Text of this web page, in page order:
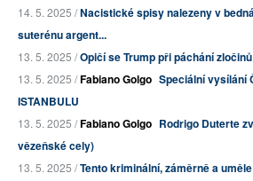
14. 5. 2025 /Nacistické spisy nalezeny v
suterénu argent...
13. 5. 2025 /Opičí se Trump při páchání
13. 5. 2025 /Fabiano Golgo Speciální vysílání
ISTANBULU
13. 5. 2025 /Fabiano Golgo Rodrigo Duterte
vězeňské cely)
13. 5. 2025 /Tento kriminální, záměrně a